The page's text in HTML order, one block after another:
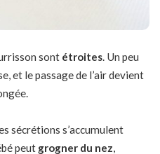
sont étroites. Un peu
et le passage de l’air devient
sécrétions s’accumulent
peut grogner du nez,